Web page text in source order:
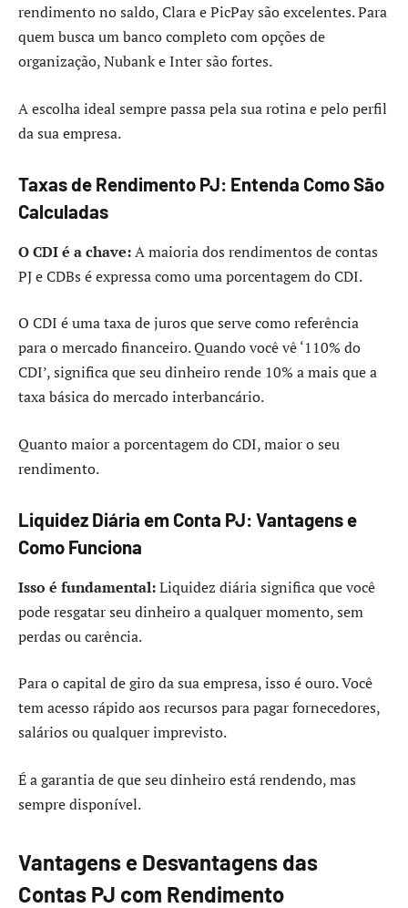
rendimento no saldo, Clara e PicPay são excelentes. Para
quem busca um banco completo com opções de
organização, Nubank e Inter são fortes.
A escolha ideal sempre passa pela sua rotina e pelo perfil
da sua empresa.
Taxas de Rendimento PJ: Entenda Como São
Calculadas
O CDI é a chave:A maioria dos rendimentos de contas
PJ e CDBs é expressa como uma porcentagem do CDI.
O CDI é uma taxa de juros que serve como referência
para o mercado financeiro. Quando você vê ‘110% do
CDI’, significa que seu dinheiro rende 10% a mais que a
taxa básica do mercado interbancário.
Quanto maior a porcentagem do CDI, maior o seu
rendimento.
Liquidez Diária em Conta PJ: Vantagens e
Como Funciona
Isso é fundamental:Liquidez diária significa que você
pode resgatar seu dinheiro a qualquer momento, sem
perdas ou carência.
Para o capital de giro da sua empresa, isso é ouro. Você
tem acesso rápido aos recursos para pagar fornecedores,
salários ou qualquer imprevisto.
É a garantia de que seu dinheiro está rendendo, mas
sempre disponível.
Vantagens e Desvantagens das
Contas PJ com Rendimento